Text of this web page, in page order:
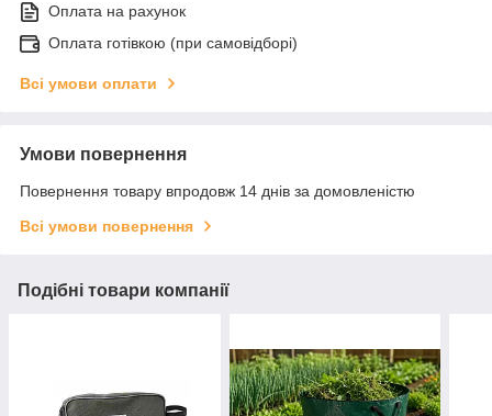
Оплата на рахунок
Оплата готівкою (при самовідборі)
Всі умови оплати
Умови повернення
Повернення товару впродовж 14 днів за домовленістю
Всі умови повернення
Подібні товари компанії